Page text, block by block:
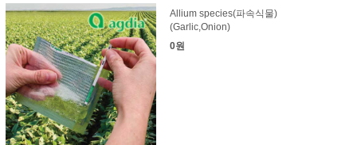
Allium species(파속식물)
(Garlic,Onion)
0원